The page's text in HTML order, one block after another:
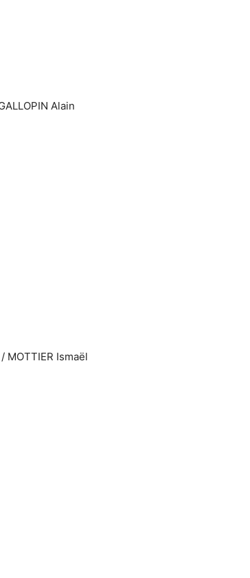
Alain
MOTTIER Ismaël